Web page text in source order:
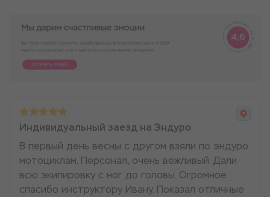
Индивидуальный заезд на Эндуро
В первый день весны с другом взяли по эндуро
мотоциклам. Персонал, очень вежливый. Дали
всю экипировку с ног до головы. Огромное
спасибо инструктору Ивану. Показал отличные